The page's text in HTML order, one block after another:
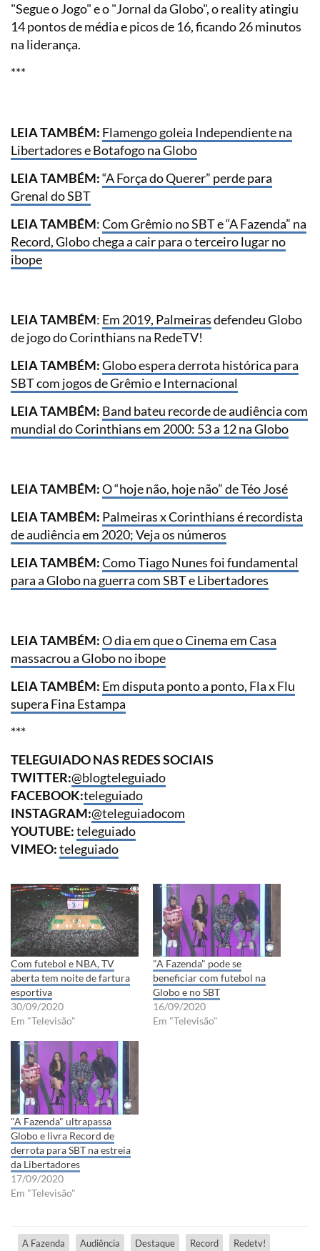
"Segue o Jogo" e o "Jornal da Globo", o reality atingiu
14 pontos de média e picos de 16, ficando 26 minutos
na liderança.
***
LEIA TAMBÉM: Flamengo goleia Independiente na
Libertadores e Botafogo na Globo
LEIA TAMBÉM:“A Força do Querer” perde para
Grenal do SBT
LEIA TAMBÉM:Com Grêmio no SBT e “A Fazenda” na
Record, Globo chega a cair para o terceiro lugar no
ibope
LEIA TAMBÉM: Em 2019, Palmeirasdefendeu Globo
de jogo do Corinthians na RedeTV!
LEIA TAMBÉM:Globo espera derrota histórica para
SBT com jogos de Grêmio e Internacional
LEIA TAMBÉM: Band bateu recorde de audiência com
mundial do Corinthians em 2000: 53 a 12 na Globo
LEIA TAMBÉM:O “hoje não, hoje não” de Téo José
LEIA TAMBÉM: Palmeiras x Corinthians é recordista
de audiência em 2020; Veja os números
LEIA TAMBÉM:Como Tiago Nunes foi fundamental
para a Globo na guerra com SBT e Libertadores
LEIA TAMBÉM:O dia em que o Cinema em Casa
massacrou a Globo no ibope
LEIA TAMBÉM: Em disputa ponto a ponto, Fla x Flu
supera Fina Estampa
***
TELEGUIADO NAS REDES SOCIAIS
TWITTER:@blogteleguiado
FACEBOOK:teleguiado
INSTAGRAM:@teleguiadocom
YOUTUBE:teleguiado
VIMEO:teleguiado
Com futebol e NBA, TV
aberta tem noite de fartura
esportiva
30/09/2020
Em "Televisão"
"A Fazenda" pode se
beneficiar com futebol na
Globo e no SBT
16/09/2020
Em "Televisão"
"A Fazenda" ultrapassa
Globo e livra Record de
derrota para SBT na estreia
da Libertadores
17/09/2020
Em "Televisão"
A Fazenda Audiência Destaque Record Redetv!